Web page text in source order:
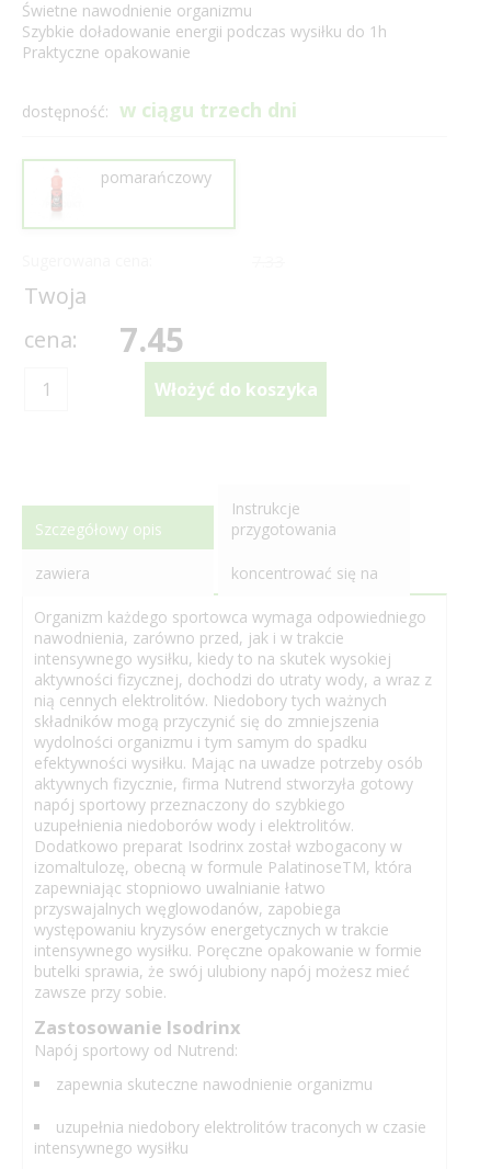
Świetne nawodnienie organizmu
Szybkie doładowanie energii podczas wysiłku do 1h
Praktyczne opakowanie
dostępność: w ciągu trzech dni
pomarańczowy
Twoja
cena:
7.45
Szczegółowy opis
Instrukcje
przygotowania
zawiera koncentrować się na
Organizm każdego sportowca wymaga odpowiedniego
nawodnienia, zarówno przed, jak i w trakcie
intensywnego wysiłku, kiedy to na skutek wysokiej
aktywności fizycznej, dochodzi do utraty wody, a wraz z
nią cennych elektrolitów. Niedobory tych ważnych
składników mogą przyczynić się do zmniejszenia
wydolności organizmu i tym samym do spadku
efektywności wysiłku. Mając na uwadze potrzeby osób
aktywnych fizycznie, firma Nutrend stworzyła gotowy
napój sportowy przeznaczony do szybkiego
uzupełnienia niedoborów wody i elektrolitów.
Dodatkowo preparat Isodrinx został wzbogacony w
izomaltulozę, obecną w formule PalatinoseTM, która
zapewniając stopniowo uwalnianie łatwo
przyswajalnych węglowodanów, zapobiega
występowaniu kryzysów energetycznych w trakcie
intensywnego wysiłku. Poręczne opakowanie w formie
butelki sprawia, że swój ulubiony napój możesz mieć
zawsze przy sobie.
Zastosowanie Isodrinx
Napój sportowy od Nutrend:
zapewnia skuteczne nawodnienie organizmu
uzupełnia niedobory elektrolitów traconych w czasie
intensywnego wysiłku